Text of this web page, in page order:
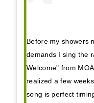
Before my showers
demands I sing the
Welcome" from
realized a few
song is perfect